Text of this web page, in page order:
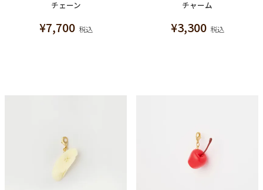
チェーン
¥7,700 税込
チャーム
¥3,300 税込